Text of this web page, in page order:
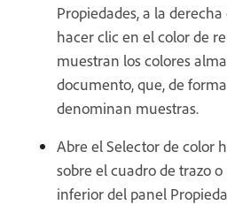
Propiedades, a la
hacer clic en el color de
muestran los colores
documento, que, de
denominan muestras.
Abre el Selector de color
sobre el cuadro de trazo
inferior del panel